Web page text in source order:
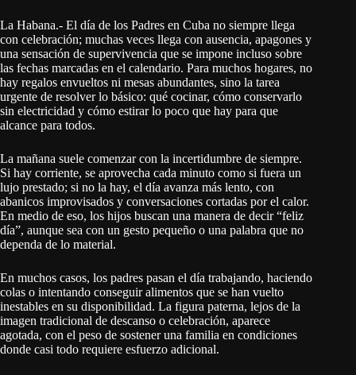
La Habana.- El día de los Padres en Cuba no siempre llega
con celebración; muchas veces llega con ausencia, apagones y
una sensación de supervivencia que se impone incluso sobre
las fechas marcadas en el calendario. Para muchos hogares, no
hay regalos envueltos ni mesas abundantes, sino la tarea
urgente de resolver lo básico: qué cocinar, cómo conservarlo
sin electricidad y cómo estirar lo poco que hay para que
alcance para todos.
La mañana suele comenzar con la incertidumbre de siempre.
Si hay corriente, se aprovecha cada minuto como si fuera un
lujo prestado; si no la hay, el día avanza más lento, con
abanicos improvisados y conversaciones cortadas por el calor.
En medio de eso, los hijos buscan una manera de decir “feliz
día”, aunque sea con un gesto pequeño o una palabra que no
dependa de lo material.
En muchos casos, los padres pasan el día trabajando, haciendo
colas o intentando conseguir alimentos que se han vuelto
inestables en su disponibilidad. La figura paterna, lejos de la
imagen tradicional de descanso o celebración, aparece
agotada, con el peso de sostener una familia en condiciones
donde casi todo requiere esfuerzo adicional.